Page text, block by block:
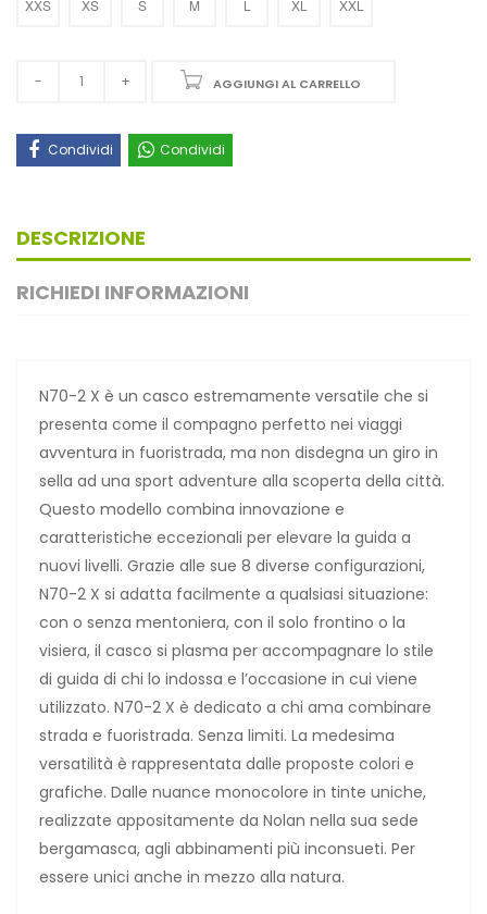
XXS XS S M L XL XXL
AGGIUNGI AL CARRELLO
Condividi Condividi
DESCRIZIONE
RICHIEDI INFORMAZIONI
N70-2 X è un casco estremamente versatile che si
presenta come il compagno perfetto nei viaggi
avventura in fuoristrada, ma non disdegna un giro in
sella ad una sport adventure alla scoperta della città.
Questo modello combina innovazione e
caratteristiche eccezionali per elevare la guida a
nuovi livelli. Grazie alle sue 8 diverse configurazioni,
N70-2 X si adatta facilmente a qualsiasi situazione:
con o senza mentoniera, con il solo frontino o la
visiera, il casco si plasma per accompagnare lo stile
di guida di chi lo indossa e l’occasione in cui viene
utilizzato. N70-2 X è dedicato a chi ama combinare
strada e fuoristrada. Senza limiti. La medesima
versatilità è rappresentata dalle proposte colori e
grafiche. Dalle nuance monocolore in tinte uniche,
realizzate appositamente da Nolan nella sua sede
bergamasca, agli abbinamenti più inconsueti. Per
essere unici anche in mezzo alla natura.